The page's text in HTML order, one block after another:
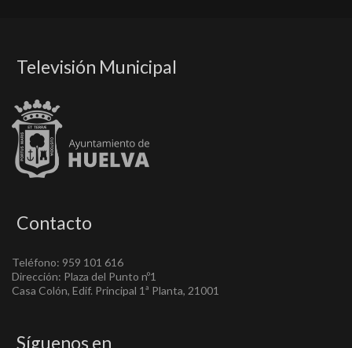
Televisión Municipal
Contacto
Teléfono: 959 101 616
Dirección: Plaza del Punto nº1
Casa Colón, Edif. Principal 1ª Planta, 21001
Síguenos en